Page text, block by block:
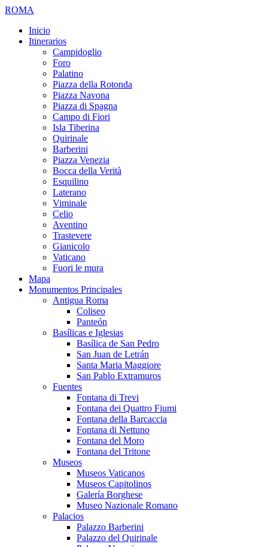
ROMA
Inicio
Itinerarios
Campidoglio
Foro
Palatino
Piazza della Rotonda
Piazza Navona
Piazza di Spagna
Campo di Fiori
Isla Tiberina
Quirinale
Barberini
Piazza Venezia
Bocca della Verità
Esquilino
Laterano
Viminale
Celio
Aventino
Trastevere
Gianicolo
Vaticano
Fuori le mura
Mapa
Monumentos Principales
Antigua Roma
Coliseo
Panteón
Basílicas e Iglesias
Basílica de San Pedro
San Juan de Letrán
Santa Maria Maggiore
San Pablo Extramuros
Fuentes
Fontana di Trevi
Fontana dei Quattro Fiumi
Fontana della Barcaccia
Fontana di Nettuno
Fontana del Moro
Fontana del Tritone
Museos
Museos Vaticanos
Museos Capitolinos
Galería Borghese
Museo Nazionale Romano
Palacios
Palazzo Barberini
Palazzo del Quirinale